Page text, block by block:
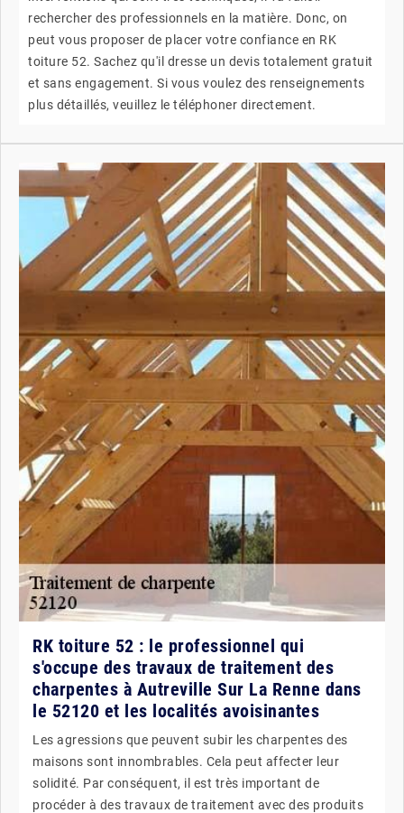
rechercher des professionnels en la matière. Donc, on
peut vous proposer de placer votre confiance en RK
toiture 52. Sachez qu'il dresse un devis totalement gratuit
et sans engagement. Si vous voulez des renseignements
plus détaillés, veuillez le téléphoner directement.
RK toiture 52 : le professionnel qui
s'occupe des travaux de traitement des
charpentes à Autreville Sur La Renne dans
le 52120 et les localités avoisinantes
Les agressions que peuvent subir les charpentes des
maisons sont innombrables. Cela peut affecter leur
solidité. Par conséquent, il est très important de
procéder à des travaux de traitement avec des produits